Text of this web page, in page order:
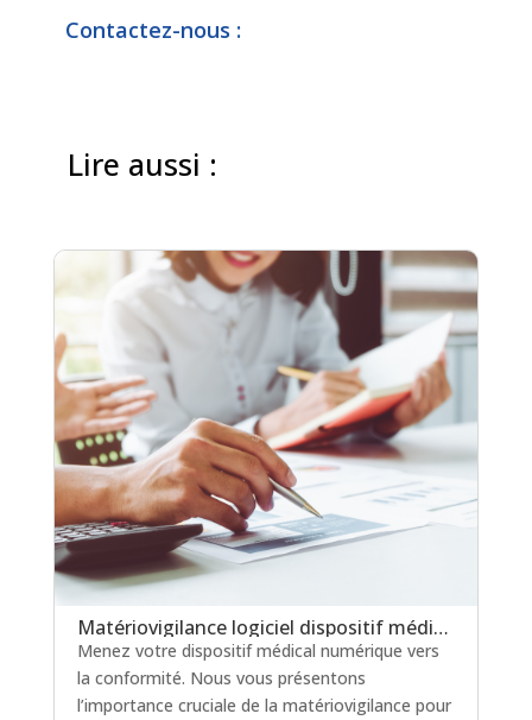
Contactez-nous :
Lire aussi :
Matériovigilance logiciel dispositif médical : un levier clé pour la certification en soins critiques
Menez votre dispositif médical numérique vers
la conformité. Nous vous présentons
l’importance cruciale de la matériovigilance pour